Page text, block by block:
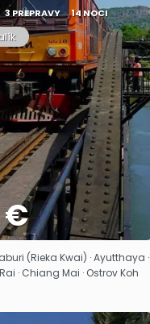
3 PREPRAVY 14 NOCI
€
Pozrieť sa
(Rieka Kwai) · Ayutthaya ·
· Chiang Mai · Ostrov Koh